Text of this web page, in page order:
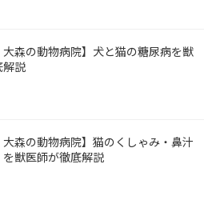
大森の動物病院】犬と猫の糖尿病を獣
解説
大森の動物病院】猫のくしゃみ・鼻汁
を獣医師が徹底解説